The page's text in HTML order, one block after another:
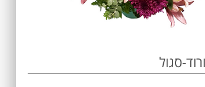
סגול